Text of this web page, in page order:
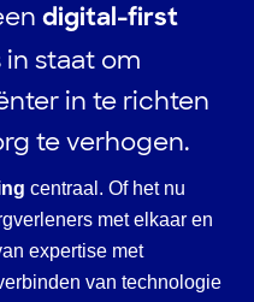
digital-first
staat om
in te richten
te verhogen.
centraal. Of het nu
met elkaar en
expertise met
van technologie